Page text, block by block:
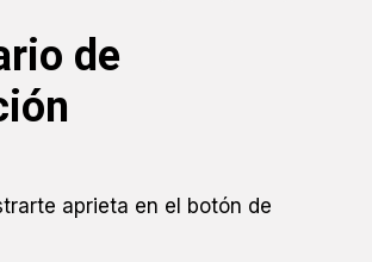
de
aprieta en el botón de